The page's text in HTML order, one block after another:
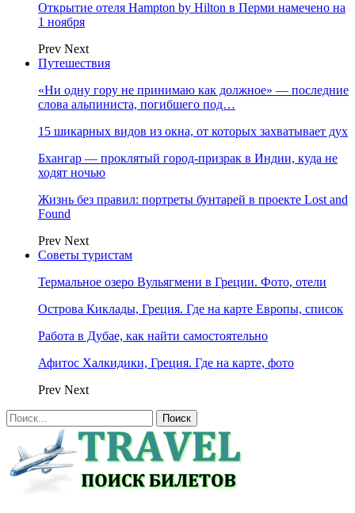
Открытие отеля Hampton by Hilton в Перми намечено на
1 ноября
Prev Next
Путешествия
«Ни одну гору не принимаю как должное» — последние
слова альпиниста, погибшего под…
15 шикарных видов из окна, от которых захватывает дух
Бхангар — проклятый город-призрак в Индии, куда не
ходят ночью
Жизнь без правил: портреты бунтарей в проекте Lost and
Found
Prev Next
Советы туристам
Термальное озеро Вульягмени в Греции. Фото, отели
Острова Киклады, Греция. Где на карте Европы, список
Работа в Дубае, как найти самостоятельно
Афитос Халкидики, Греция. Где на карте, фото
Prev Next